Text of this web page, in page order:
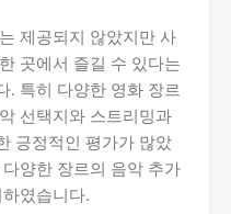
제공되지 않았지만 사
곳에서 즐길 수 있다는
. 특히 다양한 영화 장르
선택지와 스트리밍과
긍정적인 평가가 많았
양한 장르의 음악 추가
였습니다.